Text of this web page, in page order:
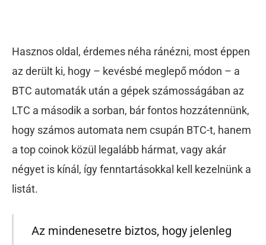
Hasznos oldal, érdemes néha ránézni, most éppen
az derült ki, hogy – kevésbé meglepő módon – a
BTC automaták után a gépek számosságában az
LTC a második a sorban, bár fontos hozzátennünk,
hogy számos automata nem csupán BTC-t, hanem
a top coinok közül legalább hármat, vagy akár
négyet is kínál, így fenntartásokkal kell kezelnünk a
listát.
Az mindenesetre biztos, hogy jelenleg